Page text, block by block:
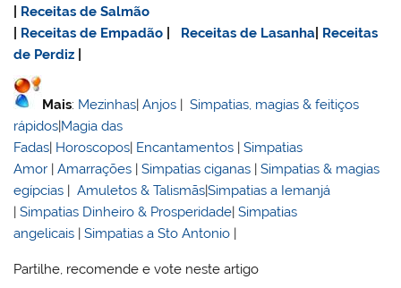
Receitas de Salmão
Receitas de Empadão Receitas de Lasanha Receitas
de Perdiz
Mais: Mezinhas |Anjos |Simpatias, magias & feitiços
rápidos Magia das
Fadas Horoscopos Encantamentos |Simpatias
Amor |Amarrações |Simpatias ciganas |Simpatias & magias
egípcias |Amuletos & Talismãs|Simpatias a Iemanjá
|Simpatias Dinheiro & Prosperidade |Simpatias
angelicais |Simpatias a Sto Antonio
Partilhe, recomende e vote neste artigo